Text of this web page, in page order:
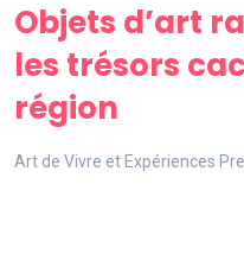
Objets d’art
les trésors
région
Art de Vivre et Expériences